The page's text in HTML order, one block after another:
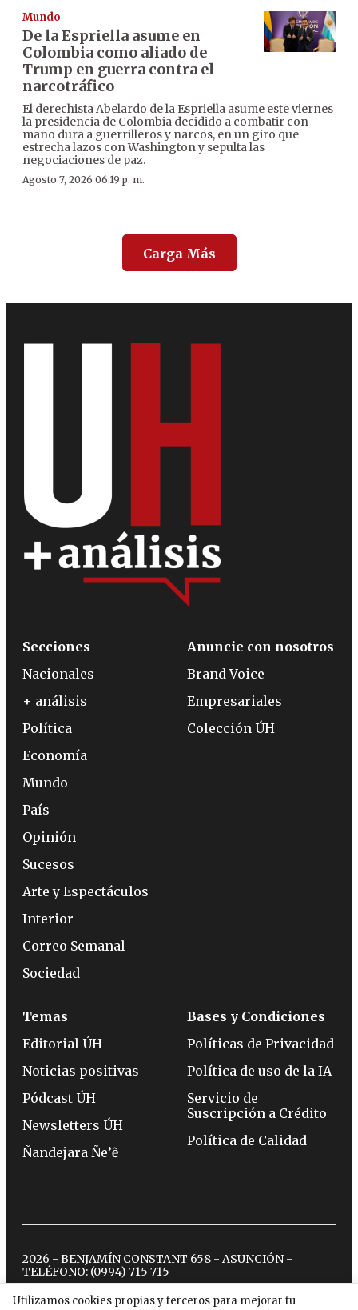
Mundo
De la Espriella asume en
Colombia como aliado de
Trump en guerra contra el
narcotráfico
El derechista Abelardo de la Espriella asume este viernes
la presidencia de Colombia decidido a combatir con
mano dura a guerrilleros y narcos, en un giro que
estrecha lazos con Washington y sepulta las
negociaciones de paz.
Agosto 7, 2026 06:19 p. m.
Carga Más
Utilizamos cookies propias y terceros para mejorar tu
Secciones
Nacionales
+ análisis
Política
Economía
Mundo
País
Opinión
Sucesos
Arte y Espectáculos
Interior
Correo Semanal
Sociedad
Anuncie con nosotros
Brand Voice
Empresariales
Colección ÚH
Temas
Editorial ÚH
Noticias positivas
Pódcast ÚH
Newsletters ÚH
Ñandejara Ñe’ẽ
Bases y Condiciones
Políticas de Privacidad
Política de uso de la IA
Servicio de
Suscripción a Crédito
Política de Calidad
2026 - BENJAMÍN CONSTANT 658 - ASUNCIÓN -
TELÉFONO: (0994) 715 715